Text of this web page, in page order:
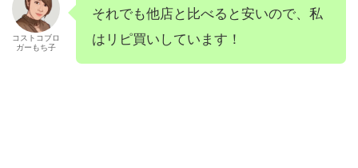
コストコブロ
ガーもち子
それでも他店と比べると安いので、私
はリピ買いしています！